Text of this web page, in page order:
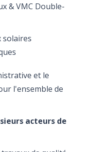
& VMC Double-
solaires
et le
l'ensemble de
acteurs de